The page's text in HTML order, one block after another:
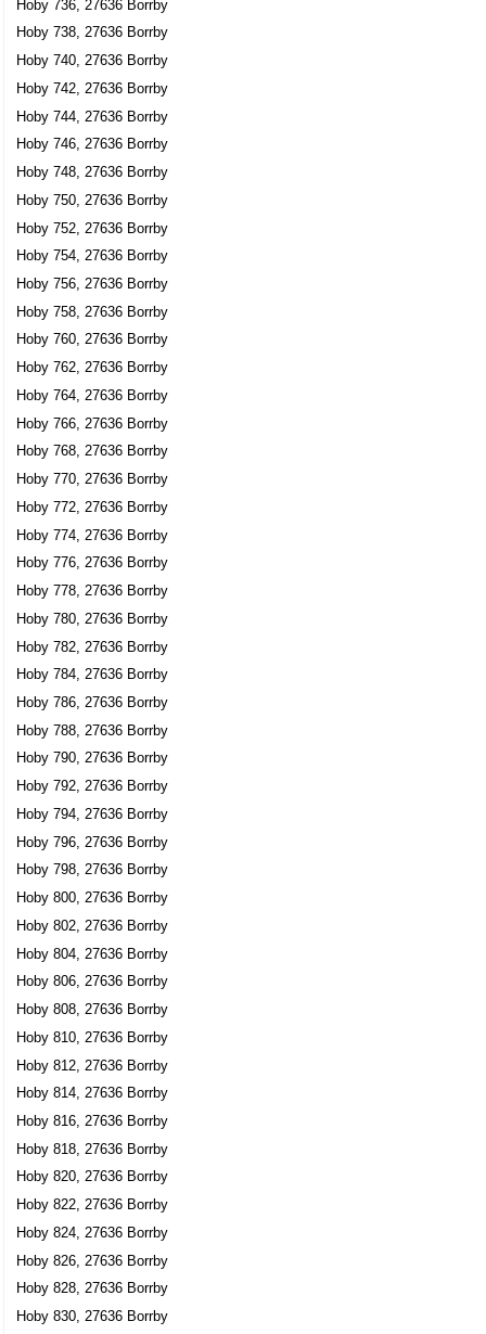
Hoby 736, 27636 Borrby
Hoby 738, 27636 Borrby
Hoby 740, 27636 Borrby
Hoby 742, 27636 Borrby
Hoby 744, 27636 Borrby
Hoby 746, 27636 Borrby
Hoby 748, 27636 Borrby
Hoby 750, 27636 Borrby
Hoby 752, 27636 Borrby
Hoby 754, 27636 Borrby
Hoby 756, 27636 Borrby
Hoby 758, 27636 Borrby
Hoby 760, 27636 Borrby
Hoby 762, 27636 Borrby
Hoby 764, 27636 Borrby
Hoby 766, 27636 Borrby
Hoby 768, 27636 Borrby
Hoby 770, 27636 Borrby
Hoby 772, 27636 Borrby
Hoby 774, 27636 Borrby
Hoby 776, 27636 Borrby
Hoby 778, 27636 Borrby
Hoby 780, 27636 Borrby
Hoby 782, 27636 Borrby
Hoby 784, 27636 Borrby
Hoby 786, 27636 Borrby
Hoby 788, 27636 Borrby
Hoby 790, 27636 Borrby
Hoby 792, 27636 Borrby
Hoby 794, 27636 Borrby
Hoby 796, 27636 Borrby
Hoby 798, 27636 Borrby
Hoby 800, 27636 Borrby
Hoby 802, 27636 Borrby
Hoby 804, 27636 Borrby
Hoby 806, 27636 Borrby
Hoby 808, 27636 Borrby
Hoby 810, 27636 Borrby
Hoby 812, 27636 Borrby
Hoby 814, 27636 Borrby
Hoby 816, 27636 Borrby
Hoby 818, 27636 Borrby
Hoby 820, 27636 Borrby
Hoby 822, 27636 Borrby
Hoby 824, 27636 Borrby
Hoby 826, 27636 Borrby
Hoby 828, 27636 Borrby
Hoby 830, 27636 Borrby